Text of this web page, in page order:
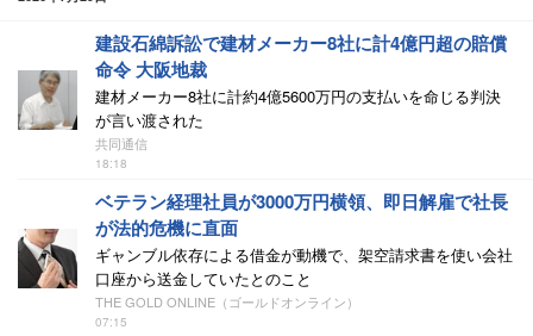
建設石綿訴訟で建材メーカー8社に計4億円超の賠償
命令 大阪地裁
建材メーカー8社に計約4億5600万円の支払いを命じる判決
が言い渡された
共同通信
18:18
ベテラン経理社員が3000万円横領、即日解雇で社長
が法的危機に直面
ギャンブル依存による借金が動機で、架空請求書を使い会社
口座から送金していたとのこと
THE GOLD ONLINE（ゴールドオンライン）
07:15